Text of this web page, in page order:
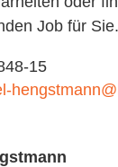
Job für Sie.
15